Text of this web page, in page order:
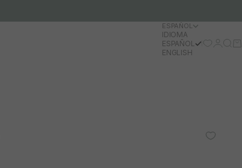
ESPAÑOL
IDIOMA
ESPAÑOL
ENGLISH
Iniciar